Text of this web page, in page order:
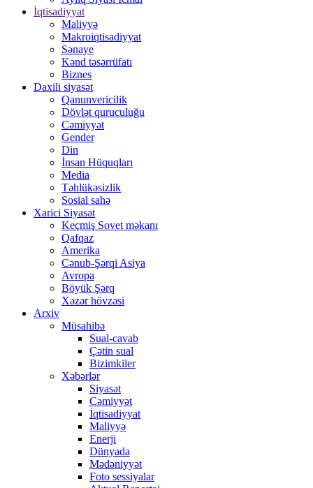
İqtisadiyyat
Maliyyə
Makroiqtisadiyyat
Sənaye
Kənd təsərrüfatı
Biznes
Daxili siyasət
Qanunvericilik
Dövlət quruculuğu
Cəmiyyət
Gender
Din
İnsan Hüquqları
Media
Təhlükəsizlik
Sosial sahə
Xarici Siyasət
Keçmiş Sovet məkanı
Qafqaz
Amerika
Cənub-Şərqi Asiya
Avropa
Böyük Şərq
Xəzər hövzəsi
Arxiv
Müsahibə
Sual-cavab
Çətin sual
Bizimkiler
Xəbərlər
Siyasət
Cəmiyyət
İqtisadiyyat
Maliyyə
Enerji
Dünyada
Mədəniyyət
Foto sessiyalar